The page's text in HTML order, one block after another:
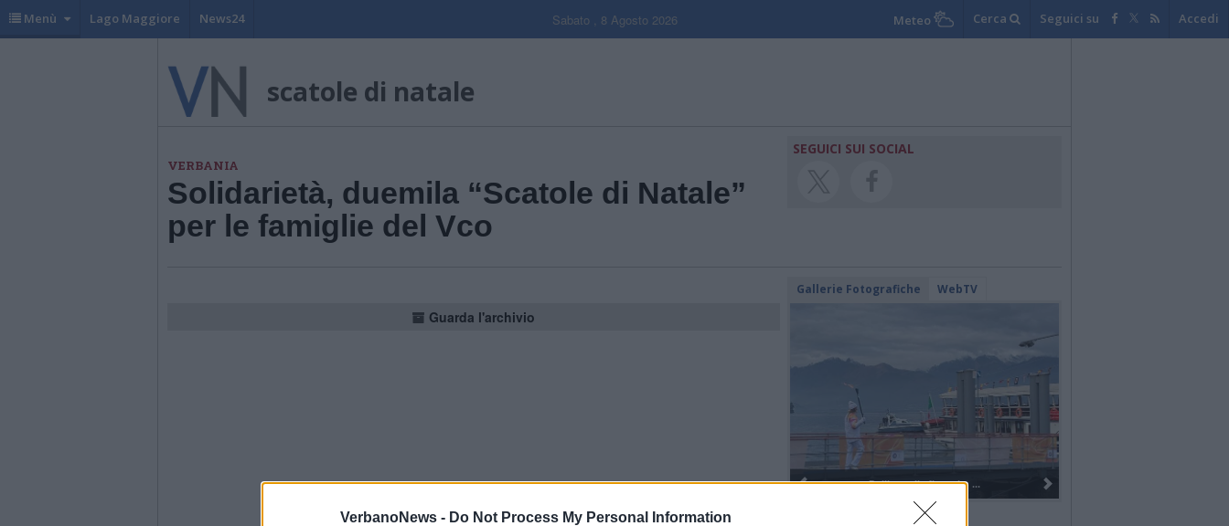
VerbanoNews - Do Not Process My Personal Information
Menù Lago Maggiore News24 Sabato , 8 Agosto 2026 Meteo Cerca Seguici su Accedi
scatole di natale
VERBANIA
Solidarietà, duemila “Scatole di Natale”
per le famiglie del Vco
SEGUICI SUI SOCIAL
Guarda l'archivio
Gallerie Fotografiche WebTV
Dall’oro alla fiaccola: ...